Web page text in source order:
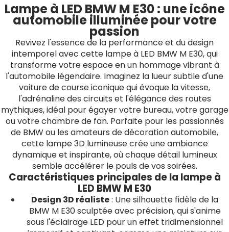
Lampe à LED BMW M E30 : une icône
automobile illuminée pour votre
passion
Revivez l'essence de la performance et du design
intemporel avec cette lampe à LED BMW M E30, qui
transforme votre espace en un hommage vibrant à
l'automobile légendaire. Imaginez la lueur subtile d'une
voiture de course iconique qui évoque la vitesse,
l'adrénaline des circuits et l'élégance des routes
mythiques, idéal pour égayer votre bureau, votre garage
ou votre chambre de fan. Parfaite pour les passionnés
de BMW ou les amateurs de décoration automobile,
cette lampe 3D lumineuse crée une ambiance
dynamique et inspirante, où chaque détail lumineux
semble accélérer le pouls de vos soirées.
Caractéristiques principales de la lampe à
LED BMW M E30
Design 3D réaliste: Une silhouette fidèle de la
BMW M E30 sculptée avec précision, qui s'anime
sous l'éclairage LED pour un effet tridimensionnel